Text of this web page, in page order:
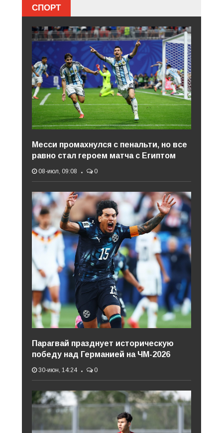
СПОРТ
Месси промахнулся с пенальти, но все
равно стал героем матча с Египтом
08-июл, 09:08 0
Парагвай празднует историческую
победу над Германией на ЧМ-2026
30-июн, 14:24 0